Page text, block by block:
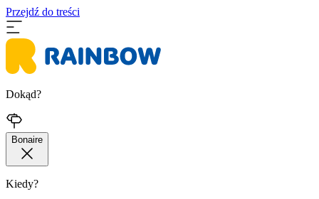
Przejdź do treści
Dokąd?
Bonaire
Kiedy?